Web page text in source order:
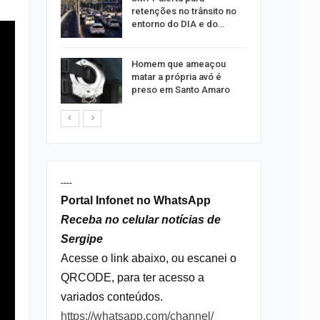
retenções no trânsito no
entorno do DIA e do…
Homem que ameaçou
matar a própria avó é
preso em Santo Amaro
----
Portal Infonet no WhatsApp
Receba no celular notícias de
Sergipe
Acesse o link abaixo, ou escanei o
QRCODE, para ter acesso a
variados conteúdos.
https://whatsapp.com/channel/